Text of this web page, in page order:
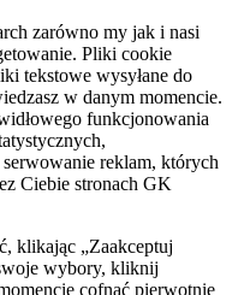
zarówno my jak i nasi
Pliki cookie
tekstowe wysyłane do
w danym momencie.
funkcjonowania
reklam, których
Ciebie stronach GK
klikając „Zaakceptuj
wybory, kliknij
cofnąć pierwotnie